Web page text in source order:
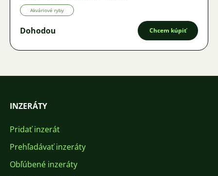
Akváriové ryby
Dohodou Chcem kúpiť
INZERÁTY
Pridať inzerát
Prehľadávať inzeráty
Obľúbené inzeráty